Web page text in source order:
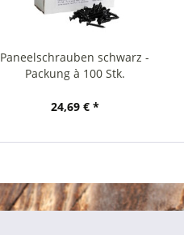
Paneelschrauben schwarz -
Packung à 100 Stk.
24,69 € *